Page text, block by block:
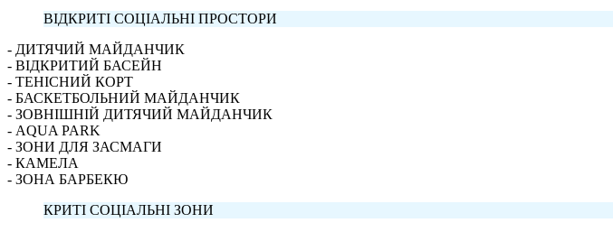
ВІДКРИТІ СОЦІАЛЬНІ ПРОСТОРИ
- ДИТЯЧИЙ МАЙДАНЧИК
- ВІДКРИТИЙ БАСЕЙН
- ТЕНІСНИЙ КОРТ
- БАСКЕТБОЛЬНИЙ МАЙДАНЧИК
- ЗОВНІШНІЙ ДИТЯЧИЙ МАЙДАНЧИК
- AQUA PARK
- ЗОНИ ДЛЯ ЗАСМАГИ
- КАМЕЛА
- ЗОНА БАРБЕКЮ
КРИТІ СОЦІАЛЬНІ ЗОНИ